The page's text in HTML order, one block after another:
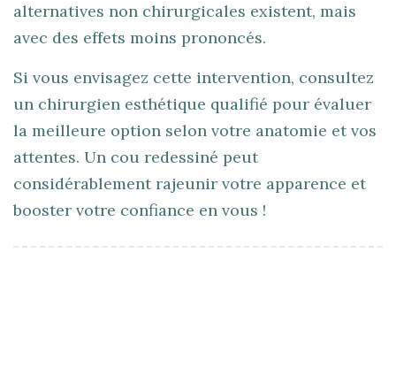
alternatives non chirurgicales existent, mais
avec des effets moins prononcés.
Si vous envisagez cette intervention, consultez
un chirurgien esthétique qualifié pour évaluer
la meilleure option selon votre anatomie et vos
attentes. Un cou redessiné peut
considérablement rajeunir votre apparence et
booster votre confiance en vous !